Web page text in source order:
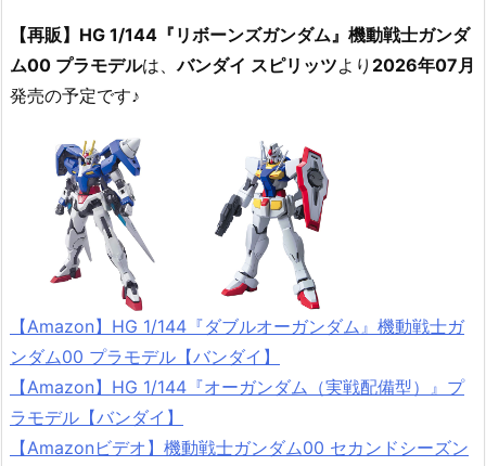
【再販】HG 1/144『リボーンズガンダム』機動戦士ガンダ
ム00 プラモデルは、バンダイ スピリッツより 2026年07月
発売の予定です♪
【Amazon】HG 1/144『ダブルオーガンダム』機動戦士ガ
ンダム00 プラモデル【バンダイ】
【Amazon】HG 1/144『オーガンダム（実戦配備型）』プ
ラモデル【バンダイ】
【Amazonビデオ】機動戦士ガンダム00 セカンドシーズン